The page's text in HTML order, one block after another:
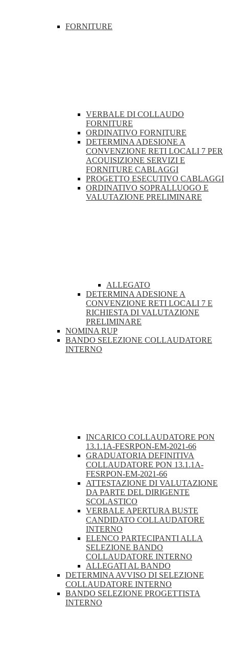
FORNITURE
VERBALE DI COLLAUDO
FORNITURE
ORDINATIVO FORNITURE
DETERMINA ADESIONE A
CONVENZIONE RETI LOCALI 7 PER
ACQUISIZIONE SERVIZI E
FORNITURE CABLAGGI
PROGETTO ESECUTIVO CABLAGGI
ORDINATIVO SOPRALLUOGO E
VALUTAZIONE PRELIMINARE
ALLEGATO
DETERMINA ADESIONE A
CONVENZIONE RETI LOCALI 7 E
RICHIESTA DI VALUTAZIONE
PRELIMINARE
NOMINA RUP
BANDO SELEZIONE COLLAUDATORE
INTERNO
INCARICO COLLAUDATORE PON
13.1.1A-FESRPON-EM-2021-66
GRADUATORIA DEFINITIVA
COLLAUDATORE PON 13.1.1A-
FESRPON-EM-2021-66
ATTESTAZIONE DI VALUTAZIONE
DA PARTE DEL DIRIGENTE
SCOLASTICO
VERBALE APERTURA BUSTE
CANDIDATO COLLAUDATORE
INTERNO
ELENCO PARTECIPANTI ALLA
SELEZIONE BANDO
COLLAUDATORE INTERNO
ALLEGATI AL BANDO
DETERMINA AVVISO DI SELEZIONE
COLLAUDATORE INTERNO
BANDO SELEZIONE PROGETTISTA
INTERNO